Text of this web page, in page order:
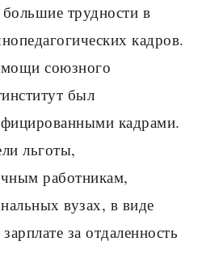
трудности в
кадров.
союзного
был
кадрами.
льготы,
работникам,
вузах, в виде
за отдаленность